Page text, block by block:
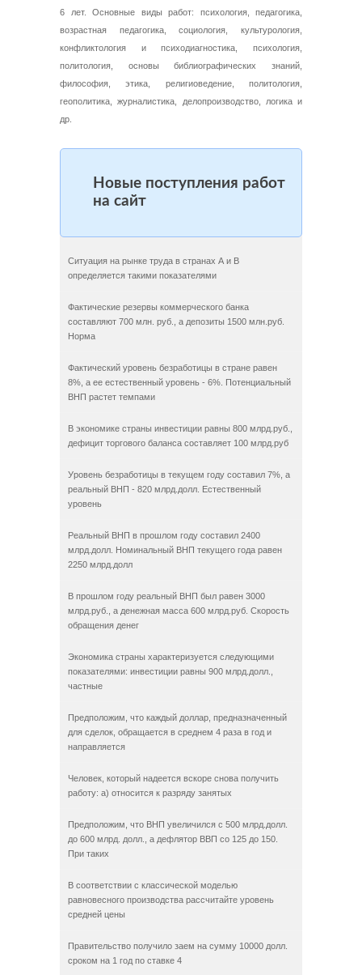
6 лет. Основные виды работ: психология, педагогика,
возрастная педагогика, социология, культурология,
конфликтология и психодиагностика, психология,
политология, основы библиографических знаний,
философия, этика, религиоведение, политология,
геополитика, журналистика, делопроизводство, логика и
др.
Новые поступления работ
на сайт
Ситуация на рынке труда в странах А и B
определяется такими показателями
Фактические резервы коммерческого банка
составляют 700 млн. руб., а депозиты 1500 млн.руб.
Норма
Фактический уровень безработицы в стране равен
8%, а ее естественный уровень - 6%. Потенциальный
ВНП растет темпами
В экономике страны инвестиции равны 800 млрд.руб.,
дефицит торгового баланса составляет 100 млрд.руб
Уровень безработицы в текущем году составил 7%, а
реальный ВНП - 820 млрд.долл. Естественный
уровень
Реальный ВНП в прошлом году составил 2400
млрд.долл. Номинальный ВНП текущего года равен
2250 млрд.долл
В прошлом году реальный ВНП был равен 3000
млрд.руб., а денежная масса 600 млрд.руб. Скорость
обращения денег
Экономика страны характеризуется следующими
показателями: инвестиции равны 900 млрд.долл.,
частные
Предположим, что каждый доллар, предназначенный
для сделок, обращается в среднем 4 раза в год и
направляется
Человек, который надеется вскоре снова получить
работу: а) относится к разряду занятых
Предположим, что ВНП увеличился с 500 млрд.долл.
до 600 млрд. долл., а дефлятор ВВП со 125 до 150.
При таких
В соответствии с классической моделью
равновесного производства рассчитайте уровень
средней цены
Правительство получило заем на сумму 10000 долл.
сроком на 1 год по ставке 4